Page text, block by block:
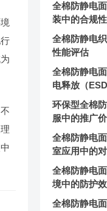
全棉防静电
装中的合规
全棉防静电
性能评估
全棉防静电
电释放（
环保型全棉
服中的推广
全棉防静电
室应用中的
全棉防静电
境中的防护
全棉防静电